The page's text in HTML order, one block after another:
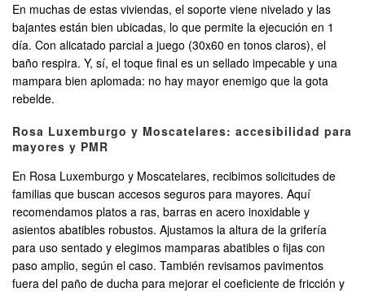
En muchas de estas viviendas, el soporte viene nivelado y las
bajantes están bien ubicadas, lo que permite la ejecución en 1
día. Con alicatado parcial a juego (30x60 en tonos claros), el
baño respira. Y, sí, el toque final es un sellado impecable y una
mampara bien aplomada: no hay mayor enemigo que la gota
rebelde.
Rosa Luxemburgo y Moscatelares: accesibilidad para
mayores y PMR
En Rosa Luxemburgo y Moscatelares, recibimos solicitudes de
familias que buscan accesos seguros para mayores. Aquí
recomendamos platos a ras, barras en acero inoxidable y
asientos abatibles robustos. Ajustamos la altura de la grifería
para uso sentado y elegimos mamparas abatibles o fijas con
paso amplio, según el caso. También revisamos pavimentos
fuera del paño de ducha para mejorar el coeficiente de fricción y